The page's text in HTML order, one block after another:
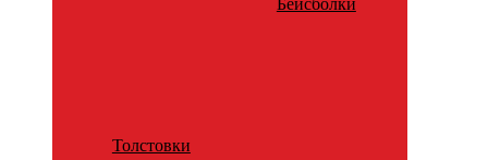
Бейсболки
Толстовки